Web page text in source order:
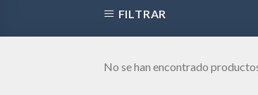
FILTRAR
No se han encontrado